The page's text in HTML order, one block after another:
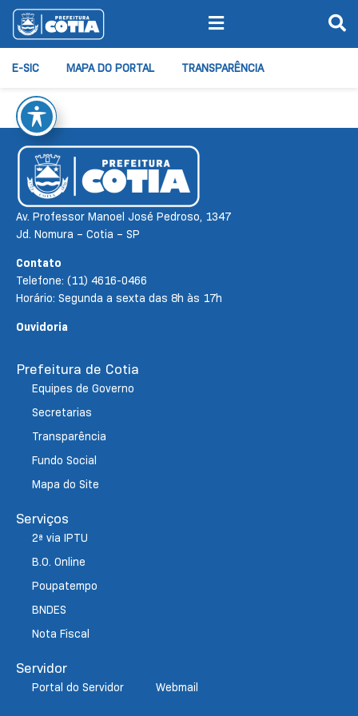
E-SIC MAPA DO PORTAL TRANSPARÊNCIA
Av. Professor Manoel José Pedroso, 1347
Jd. Nomura – Cotia – SP
Contato
Telefone: (11) 4616-0466
Horário: Segunda a sexta das 8h às 17h
Ouvidoria
Prefeitura de Cotia
Equipes de Governo
Secretarias
Transparência
Fundo Social
Mapa do Site
Serviços
2ª via IPTU
B.O. Online
Poupatempo
BNDES
Nota Fiscal
Servidor
Portal do Servidor Webmail